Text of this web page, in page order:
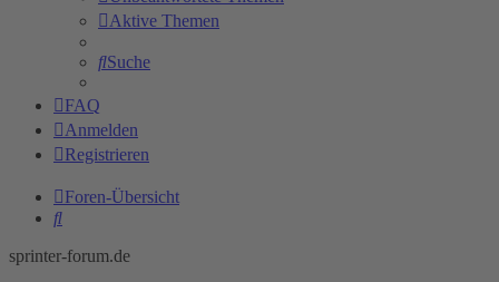
Aktive Themen
Suche
FAQ
Anmelden
Registrieren
Foren-Übersicht
Suche
sprinter-forum.de